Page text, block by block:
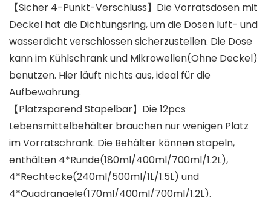
【Sicher 4-Punkt-Verschluss】Die Vorratsdosen mit
Deckel hat die Dichtungsring, um die Dosen luft- und
wasserdicht verschlossen sicherzustellen. Die Dose
kann im Kühlschrank und Mikrowellen(Ohne Deckel)
benutzen. Hier läuft nichts aus, ideal für die
Aufbewahrung.
【Platzsparend Stapelbar】Die 12pcs
Lebensmittelbehälter brauchen nur wenigen Platz
im Vorratschrank. Die Behälter können stapeln,
enthälten 4*Runde(180ml/400ml/700ml/1.2L),
4*Rechtecke(240ml/500ml/1L/1.5L) und
4*Quadrangele(170ml/400ml/700ml/1.2L).